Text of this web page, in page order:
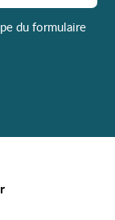
du formulaire